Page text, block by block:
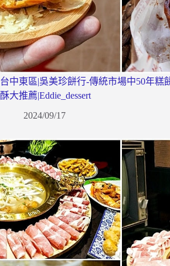
台中東區|吳美珍餅行-傳統市場中50年糕
酥大推薦|Eddie_dessert
2024/09/17